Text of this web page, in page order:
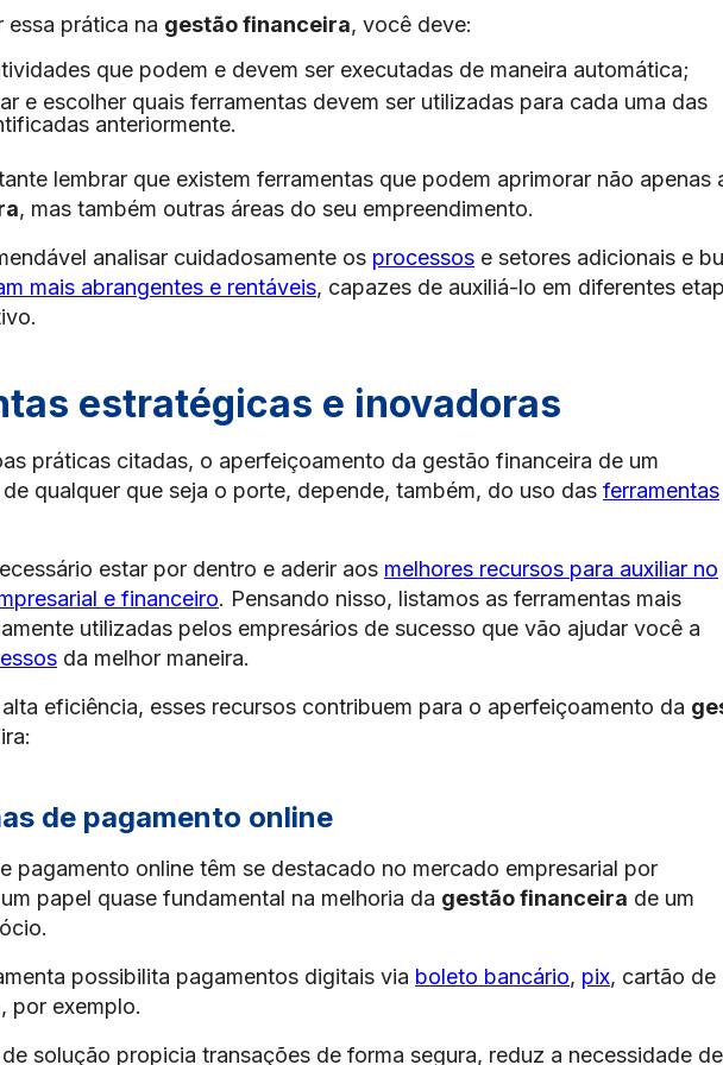
essa prática na gestão financeira, você deve:
que podem e devem ser executadas de maneira automática;
e escolher quais ferramentas devem ser utilizadas para cada uma das
anteriormente.
lembrar que existem ferramentas que podem aprimorar não apenas
, mas também outras áreas do seu empreendimento.
analisar cuidadosamente os processos e setores adicionais e
mais abrangentes e rentáveis, capazes de auxiliá-lo em diferentes
estratégicas e inovadoras
práticas citadas, o aperfeiçoamento da gestão financeira de um
qualquer que seja o porte, depende, também, do uso das ferramentas
estar por dentro e aderir aos melhores recursos para auxiliar no
e financeiro. Pensando nisso, listamos as ferramentas mais
utilizadas pelos empresários de sucesso que vão ajudar você a
da melhor maneira.
eficiência, esses recursos contribuem para o aperfeiçoamento da
de pagamento online
pagamento online têm se destacado no mercado empresarial por
papel quase fundamental na melhoria da gestão financeira de um
possibilita pagamentos digitais via boleto bancário, pix, cartão de
por exemplo.
solução propicia transações de forma segura, reduz a necessidade